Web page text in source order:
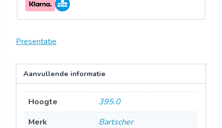
Presentatie
Aanvullende informatie
Hoogte
395.0
Merk
Bartscher